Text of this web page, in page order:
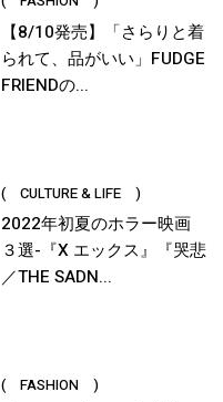
【8/10発売】「さらりと着
られて、品がいい」FUDGE
FRIENDの...
( CULTURE & LIFE )
2022年初夏のホラー映画
３選-『X エックス』『哭悲
／THE SADN...
( FASHION )